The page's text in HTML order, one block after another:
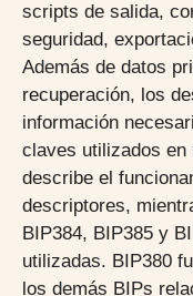
scripts de salida,
seguridad,
Además de datos
recuperación, los
información
claves utilizados en
describe el
descriptores,
BIP384, BIP385 y
utilizadas. BIP380
los demás BIPs